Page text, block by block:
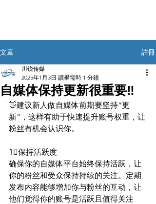
文章 註冊
自媒体保持更新很重要‼️
川锐传媒
2025年1月3日 讀畢需時 1 分鐘
👋建议新人做自媒体前期要坚持“更
新”，这样有助于快速提升账号权重，让
粉丝有机会认识你。
1⃣️保持活跃度
确保你的自媒体平台始终保持活跃，让
你的粉丝和受众保持持续的关注。定期
发布内容能够增加你与粉丝的互动，让
他们觉得你的账号是活跃且值得关注